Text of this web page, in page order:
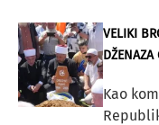
VELIKI
DŽENAZA
Kao